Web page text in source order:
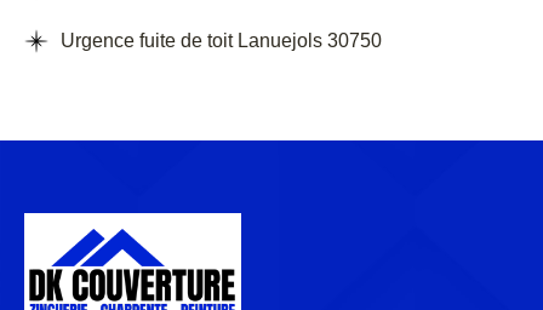
Urgence fuite de toit Lanuejols 30750